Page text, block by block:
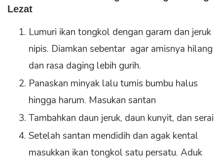
Lezat
Lumuri ikan tongkol dengan garam dan jeruk
nipis. Diamkan sebentar agar amisnya hilang
dan rasa daging lebih gurih.
Panaskan minyak lalu tumis bumbu halus
hingga harum. Masukan santan
Tambahkan daun jeruk, daun kunyit, dan serai
Setelah santan mendidih dan agak kental
masukkan ikan tongkol satu persatu. Aduk